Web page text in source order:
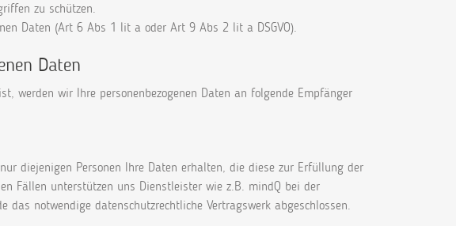
zu schützen.
Daten (Art 6 Abs 1 lit a oder Art 9 Abs 2 lit a DSGVO).
Daten
werden wir Ihre personenbezogenen Daten an folgende Empfänger
diejenigen Personen Ihre Daten erhalten, die diese zur Erfüllung der
Fällen unterstützen uns Dienstleister wie z.B. mindQ bei der
notwendige datenschutzrechtliche Vertragswerk abgeschlossen.